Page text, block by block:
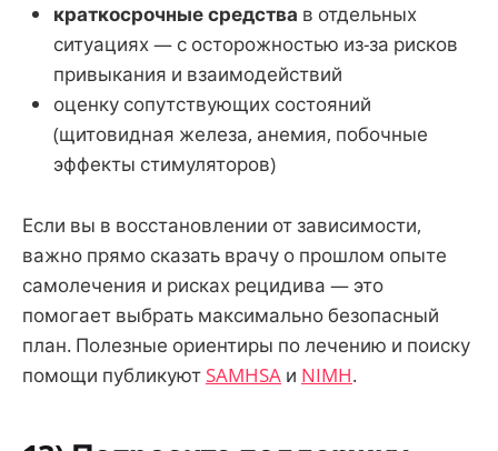
краткосрочные средства в отдельных
ситуациях — с осторожностью из-за рисков
привыкания и взаимодействий
оценку сопутствующих состояний
(щитовидная железа, анемия, побочные
эффекты стимуляторов)
Если вы в восстановлении от зависимости,
важно прямо сказать врачу о прошлом опыте
самолечения и рисках рецидива — это
помогает выбрать максимально безопасный
план. Полезные ориентиры по лечению и поиску
помощи публикуют SAMHSA и NIMH.